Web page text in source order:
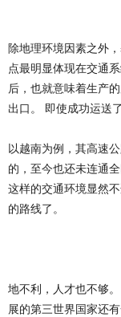
除地理环境因素之外
点最明显体现在交通
后，也就意味着生产
出口。 即使成功运送
以越南为例，其高速
的，至今也还未连通
这样的交通环境显然
的路线了。
地不利，人才也不够
展的第三世界国家还